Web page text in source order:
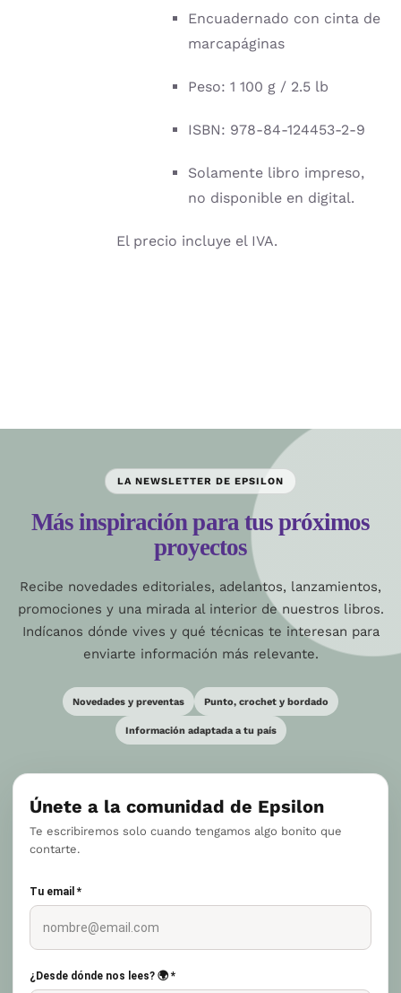
Encuadernado con cinta de
marcapáginas
Peso: 1 100 g / 2.5 lb
ISBN: 978-84-124453-2-9
Solamente libro impreso,
no disponible en digital.
El precio incluye el IVA.
LA NEWSLETTER DE EPSILON
Más inspiración para tus próximos
proyectos
Recibe novedades editoriales, adelantos, lanzamientos,
promociones y una mirada al interior de nuestros libros.
Indícanos dónde vives y qué técnicas te interesan para
enviarte información más relevante.
Novedades y preventas Punto, crochet y bordado
Información adaptada a tu país
Únete a la comunidad de Epsilon
Te escribiremos solo cuando tengamos algo bonito que
contarte.
Tu email *
¿Desde dónde nos lees? 🌍 *